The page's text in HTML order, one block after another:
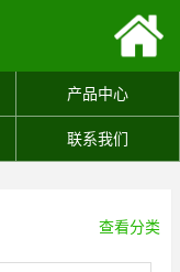
产品中心
联系我们
查看分类